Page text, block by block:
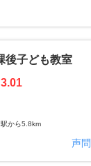
後子ども教室
3.01
から5.8km
声